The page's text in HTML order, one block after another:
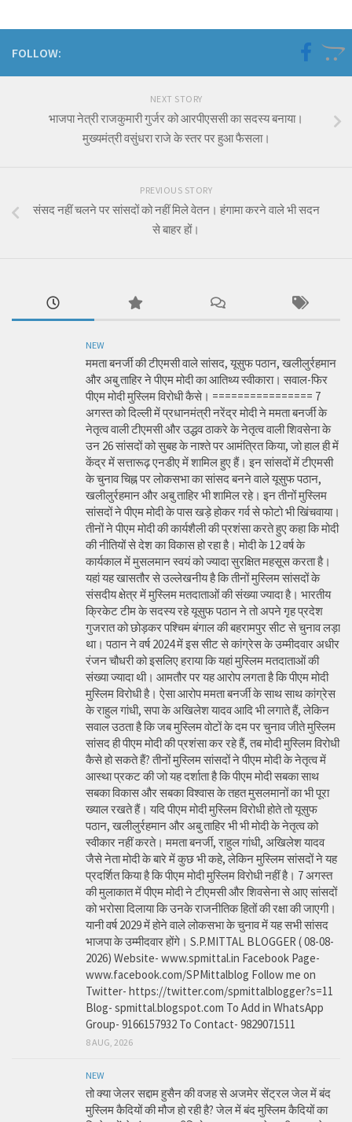
FOLLOW:
NEXT STORY
भाजपा नेत्री राजकुमारी गुर्जर को आरपीएससी का सदस्य बनाया।
मुख्यमंत्री वसुंधरा राजे के स्तर पर हुआ फैसला।
PREVIOUS STORY
संसद नहीं चलने पर सांसदों को नहीं मिले वेतन। हंगामा करने वाले भी सदन
से बाहर हों।
NEW
ममता बनर्जी की टीएमसी वाले सांसद, यूसुफ पठान, खलीलुर्रहमान
और अबु ताहिर ने पीएम मोदी का आतिथ्य स्वीकारा। सवाल-फिर
पीएम मोदी मुस्लिम विरोधी कैसे। ================ 7
अगस्त को दिल्ली में प्रधानमंत्री नरेंद्र मोदी ने ममता बनर्जी के
नेतृत्व वाली टीएमसी और उद्धव ठाकरे के नेतृत्व वाली शिवसेना के
उन 26 सांसदों को सुबह के नाश्ते पर आमंत्रित किया, जो हाल ही में
केंद्र में सत्तारूढ़ एनडीए में शामिल हुए हैं। इन सांसदों में टीएमसी
के चुनाव चिह्न पर लोकसभा का सांसद बनने वाले यूसुफ पठान,
खलीलुर्रहमान और अबु ताहिर भी शामिल रहे। इन तीनों मुस्लिम
सांसदों ने पीएम मोदी के पास खड़े होकर गर्व से फोटो भी खिंचवाया।
तीनों ने पीएम मोदी की कार्यशैली की प्रशंसा करते हुए कहा कि मोदी
की नीतियों से देश का विकास हो रहा है। मोदी के 12 वर्ष के
कार्यकाल में मुसलमान स्वयं को ज्यादा सुरक्षित महसूस करता है।
यहां यह खासतौर से उल्लेखनीय है कि तीनों मुस्लिम सांसदों के
संसदीय क्षेत्र में मुस्लिम मतदाताओं की संख्या ज्यादा है। भारतीय
क्रिकेट टीम के सदस्य रहे यूसुफ पठान ने तो अपने गृह प्रदेश
गुजरात को छोड़कर पश्चिम बंगाल की बहरामपुर सीट से चुनाव लड़ा
था। पठान ने वर्ष 2024 में इस सीट से कांग्रेस के उम्मीदवार अधीर
रंजन चौधरी को इसलिए हराया कि यहां मुस्लिम मतदाताओं की
संख्या ज्यादा थी। आमतौर पर यह आरोप लगता है कि पीएम मोदी
मुस्लिम विरोधी है। ऐसा आरोप ममता बनर्जी के साथ साथ कांग्रेस
के राहुल गांधी, सपा के अखिलेश यादव आदि भी लगाते हैं, लेकिन
सवाल उठता है कि जब मुस्लिम वोटों के दम पर चुनाव जीते मुस्लिम
सांसद ही पीएम मोदी की प्रशंसा कर रहे हैं, तब मोदी मुस्लिम विरोधी
कैसे हो सकते हैं? तीनों मुस्लिम सांसदों ने पीएम मोदी के नेतृत्व में
आस्था प्रकट की जो यह दर्शाता है कि पीएम मोदी सबका साथ
सबका विकास और सबका विश्वास के तहत मुसलमानों का भी पूरा
ख्याल रखते हैं। यदि पीएम मोदी मुस्लिम विरोधी होते तो यूसुफ
पठान, खलीलुर्रहमान और अबु ताहिर भी भी मोदी के नेतृत्व को
स्वीकार नहीं करते। ममता बनर्जी, राहुल गांधी, अखिलेश यादव
जैसे नेता मोदी के बारे में कुछ भी कहे, लेकिन मुस्लिम सांसदों ने यह
प्रदर्शित किया है कि पीएम मोदी मुस्लिम विरोधी नहीं है। 7 अगस्त
की मुलाकात में पीएम मोदी ने टीएमसी और शिवसेना से आए सांसदों
को भरोसा दिलाया कि उनके राजनीतिक हितों की रक्षा की जाएगी।
यानी वर्ष 2029 में होने वाले लोकसभा के चुनाव में यह सभी सांसद
भाजपा के उम्मीदवार होंगे। S.P.MITTAL BLOGGER ( 08-08-
2026) Website- www.spmittal.in Facebook Page-
www.facebook.com/SPMittalblog Follow me on
Twitter- https://twitter.com/spmittalblogger?s=11
Blog- spmittal.blogspot.com To Add in WhatsApp
Group- 9166157932 To Contact- 9829071511
8 AUG, 2026
NEW
तो क्या जेलर सद्दाम हुसैन की वजह से अजमेर सेंट्रल जेल में बंद
मुस्लिम कैदियों की मौज हो रही है? जेल में बंद मुस्लिम कैदियों का